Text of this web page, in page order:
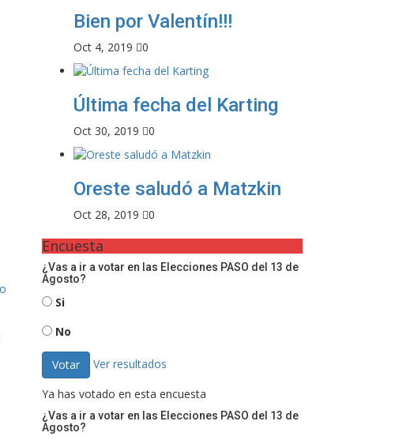
Bien por Valentín!!!
Oct 4, 2019 0
Última fecha del Karting
Oct 30, 2019 0
Oreste saludó a Matzkin
Oct 28, 2019 0
Encuesta
¿Vas a ir a votar en las Elecciones PASO del 13 de
Agosto?
Si
No
Votar Ver resultados
Ya has votado en esta encuesta
¿Vas a ir a votar en las Elecciones PASO del 13 de
Agosto?